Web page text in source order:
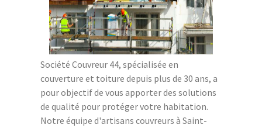
Société Couvreur 44, spécialisée en
couverture et toiture depuis plus de 30 ans, a
pour objectif de vous apporter des solutions
de qualité pour protéger votre habitation.
Notre équipe d'artisans couvreurs à Saint-